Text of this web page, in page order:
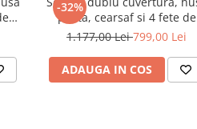
-32%
pilota, cearsaf si 4 fete de
perna, bumbac satinat
1.177,00 Lei799,00 Lei
ADAUGA IN COS